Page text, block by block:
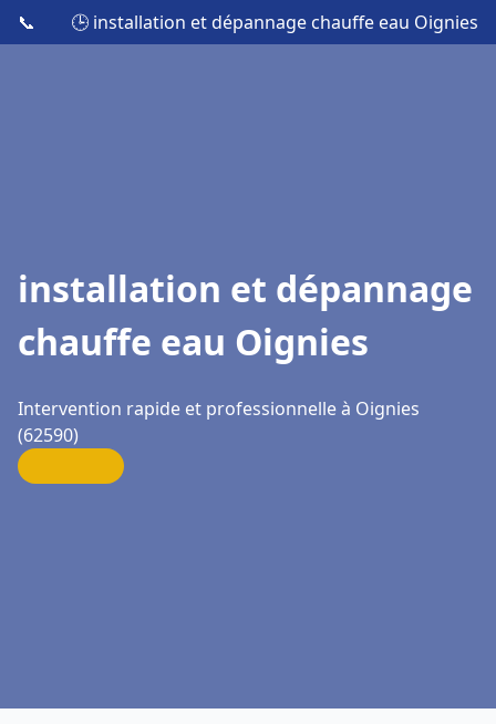
📞 🕒 installation et dépannage chauffe eau Oignies
installation et dépannage
chauffe eau Oignies
Intervention rapide et professionnelle à Oignies
(62590)